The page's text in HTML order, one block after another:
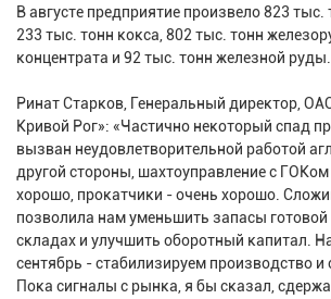
В августе предприятие произвело 823 тыс.
233 тыс. тонн кокса, 802 тыс. тонн
концентрата и 92 тыс. тонн железной руды.
Ринат Старков, Генеральный директор,
Кривой Рог»: «Частично некоторый спад
вызван неудовлетворительной работой
другой стороны, шахтоуправление с
хорошо, прокатчики - очень хорошо.
позволила нам уменьшить запасы готовой
складах и улучшить оборотный капитал.
сентябрь - стабилизируем производство
Пока сигналы с рынка, я бы сказал,